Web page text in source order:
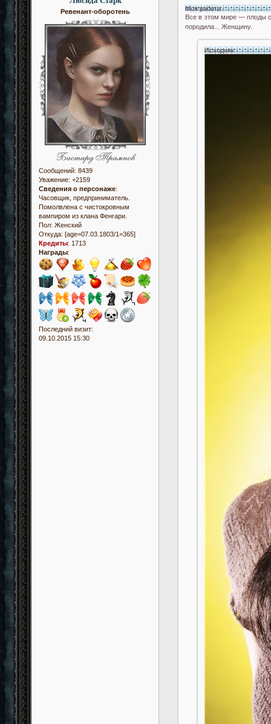
Ревенант-оборотень
Сообщений: 8439
Уважение: +2159
Сведения о персонаже:
Часовщик, предприниматель.
Помолвлена с чистокровным
вампиром из клана Фенгари.
Пол: Женский
Откуда: [age=07.03.1803/1=365]
Кредиты: 1713
Награды:
Последний визит:
09.10.2015 15:30
Моя работа
Все в этом мире — плоды
породила... Женщину.
Исходник